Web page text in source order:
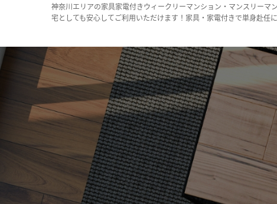
神奈川エリアの家具家電付きウィークリーマンション・マンスリー
宅としても安心してご利用いただけます！家具・家電付きで単身赴任に